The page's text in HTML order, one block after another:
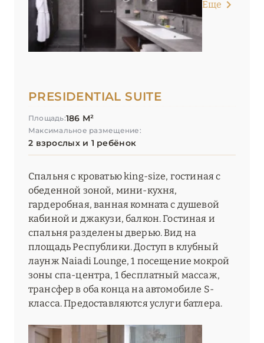
Еще
PRESIDENTIAL SUITE
Площадь:186 М²
Максимальное размещение:
2 взрослых и 1 ребёнок
Спальня с кроватью king-size, гостиная с
обеденной зоной, мини-кухня,
гардеробная, ванная комната с душевой
кабиной и джакузи, балкон. Гостиная и
спальня разделены дверью. Вид на
площадь Республики. Доступ в клубный
лаунж Naiadi Lounge, 1 посещение мокрой
зоны спа-центра, 1 бесплатный массаж,
трансфер в оба конца на автомобиле S-
класса. Предоставляются услуги батлера.